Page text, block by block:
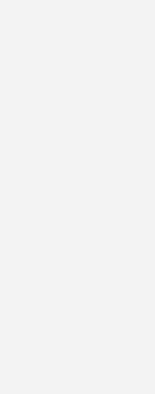
jedes Jahr
aus
Heiztechnik
die
betriebsfertigen
und
handelt, gibt es
auch die
vor Ort eine